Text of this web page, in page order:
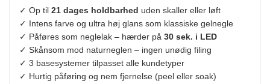
✓ Op til 21 dages holdbarhed uden skaller eller løft
✓ Intens farve og ultra høj glans som klassiske gelnegle
✓ Påføres som neglelak – hærder på 30 sek. i LED
✓ Skånsom mod naturneglen – ingen unødig filing
✓ 3 basesystemer tilpasset alle kundetyper
✓ Hurtig påføring og nem fjernelse (peel eller soak)